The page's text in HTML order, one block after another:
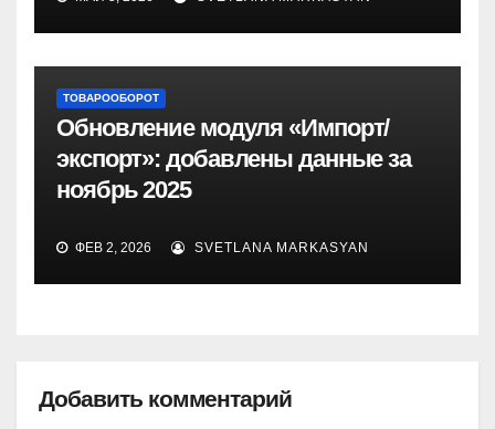
ТОВАРООБОРОТ
Обновление модуля «Импорт/
экспорт»: добавлены данные за
ноябрь 2025
ФЕВ 2, 2026 SVETLANA MARKASYAN
Добавить комментарий